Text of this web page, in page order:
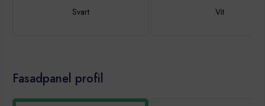
Svart Vit
Fasadpanel profil